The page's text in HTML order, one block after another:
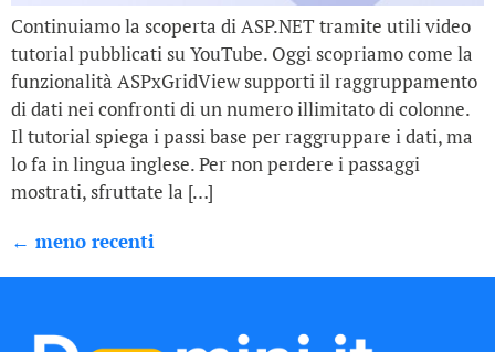
Continuiamo la scoperta di ASP.NET tramite utili video
tutorial pubblicati su YouTube. Oggi scopriamo come la
funzionalità ASPxGridView supporti il raggruppamento
di dati nei confronti di un numero illimitato di colonne.
Il tutorial spiega i passi base per raggruppare i dati, ma
lo fa in lingua inglese. Per non perdere i passaggi
mostrati, sfruttate la […]
← meno recenti